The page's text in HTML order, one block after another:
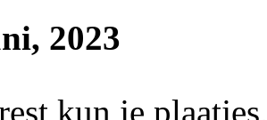
2023
kun je